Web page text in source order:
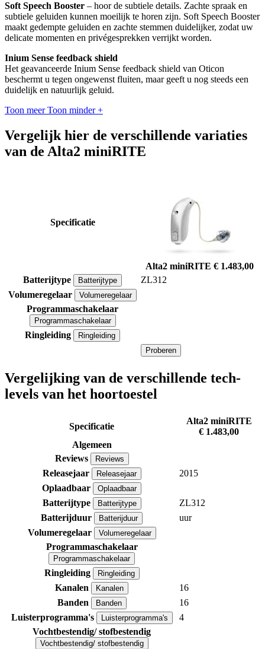
Soft Speech Booster – hoor de subtiele details. Zachte spraak en
subtiele geluiden kunnen moeilijk te horen zijn. Soft Speech Booster
maakt gedempte geluiden en zachte stemmen duidelijker, zodat uw
delicate momenten en privégesprekken verrijkt worden.
Inium Sense feedback shield
Het geavanceerde Inium Sense feedback shield van Oticon
beschermt u tegen ongewenst fluiten, maar geeft u nog steeds een
duidelijk en natuurlijk geluid.
Toon meer Toon minder +
Vergelijk hier de verschillende variaties
van de Alta2 miniRITE
Specificatie
Alta2 miniRITE € 1.483,00
Batterijtype
Batterijtype
ZL312
Volumeregelaar
Volumeregelaar
Programmaschakelaar
Programmaschakelaar
Ringleiding
Ringleiding
Proberen
Vergelijking van de verschillende tech-
levels van het hoortoestel
Specificatie
Alta2 miniRITE
€ 1.483,00
Algemeen
Reviews
Reviews
Releasejaar Releasejaar
2015
Oplaadbaar
Oplaadbaar
Batterijtype Batterijtype
ZL312
Batterijduur
Batterijduur
uur
Volumeregelaar
Volumeregelaar
Programmaschakelaar
Programmaschakelaar
Ringleiding Ringleiding
Kanalen Kanalen
16
Banden
Banden
16
Luisterprogramma's
Luisterprogramma's
4
Vochtbestendig/ stofbestendig
Vochtbestendig/ stofbestendig